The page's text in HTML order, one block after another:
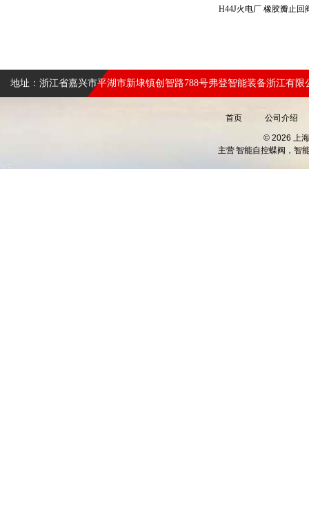
地址：浙江省嘉兴市平湖市新埭镇创智路788号弗登智能装备浙江有限
首页 公司介绍
© 2026 上
主营智能自控蝶阀，智